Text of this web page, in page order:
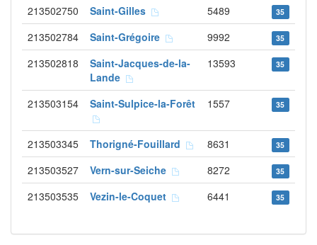
213502750 Saint-Gilles 5489 35
213502784 Saint-Grégoire 9992 35
213502818
Saint-Jacques-de-la-
Lande
13593 35
213503154 Saint-Sulpice-la-Forêt 1557 35
213503345 Thorigné-Fouillard 8631 35
213503527 Vern-sur-Seiche 8272 35
213503535 Vezin-le-Coquet 6441 35